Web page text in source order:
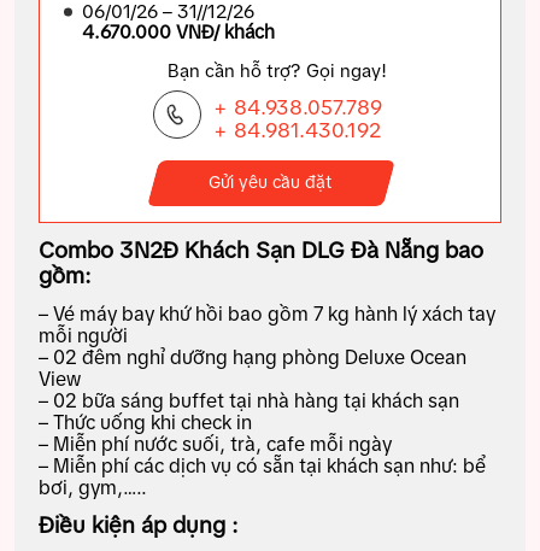
06/01/26 – 31//12/26
4.670.000 VNĐ/ khách
Bạn cần hỗ trợ? Gọi ngay!
+ 84.938.057.789
+ 84.981.430.192
Gửi yêu cầu đặt
Combo 3N2Đ Khách Sạn DLG Đà Nẵng bao
gồm:
– Vé máy bay khứ hồi bao gồm 7 kg hành lý xách tay
mỗi người
– 02 đêm nghỉ dưỡng hạng phòng Deluxe Ocean
View
– 02 bữa sáng buffet tại nhà hàng tại khách sạn
– Thức uống khi check in
– Miễn phí nước suối, trà, cafe mỗi ngày
– Miễn phí các dịch vụ có sẵn tại khách sạn như: bể
bơi, gym,…..
Điều kiện áp dụng :